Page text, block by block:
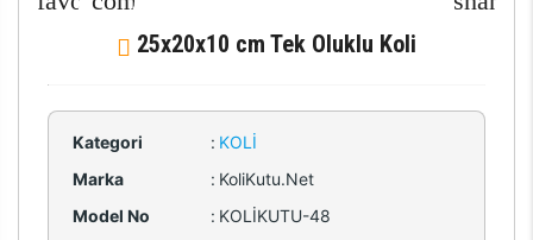
25x20x10 cm Tek Oluklu Koli
Kategori : KOLI
Marka
: KoliKutu.Net
Model No
: KOLİKUTU-48